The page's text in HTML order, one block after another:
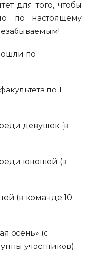
для того, чтобы
по настоящему
по
по 1
девушек (в
юношей (в
(в команде 10
осень» (с
участников).